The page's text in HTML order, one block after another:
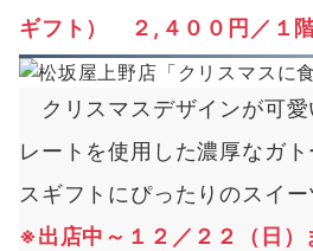
ギフト） ２,４００円／１
クリスマスデザインが可
レートを使用した濃厚なガ
スギフトにぴったりのスイー
※出店中～１２／２２（日）